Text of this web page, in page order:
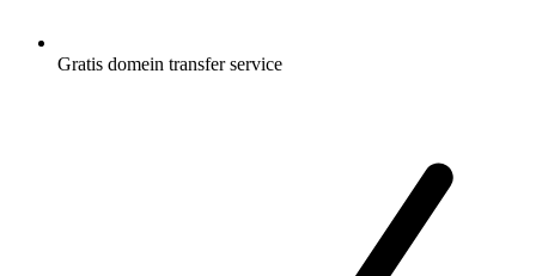
Gratis domein transfer service